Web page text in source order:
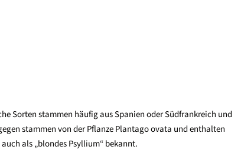
Sorten stammen häufig aus Spanien oder Südfrankreich und
stammen von der Pflanze Plantago ovata und enthalten
als „blondes Psyllium“ bekannt.